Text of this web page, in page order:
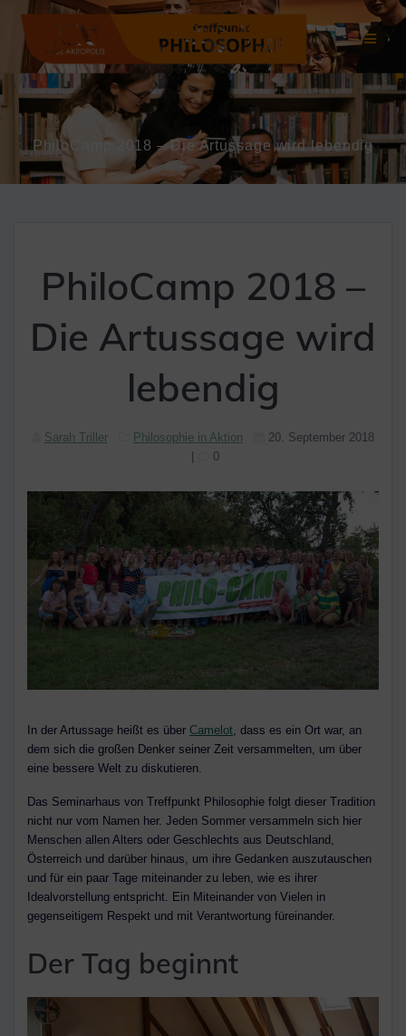
Zum
Inhalt
springen
PhiloCamp 2018 – Die Artussage wird lebendig
PhiloCamp 2018 –
Die Artussage wird
lebendig
Sarah Triller Philosophie in Aktion
20. September 2018
0
In der Artussage heißt es über Camelot , dass es ein Ort war, an
dem sich die großen Denker seiner Zeit versammelten, um über
eine bessere Welt zu diskutieren.
Das Seminarhaus von Treffpunkt Philosophie folgt dieser Tradition
nicht nur vom Namen her. Jeden Sommer versammeln sich hier
Menschen allen Alters oder Geschlechts aus Deutschland,
Österreich und darüber hinaus, um ihre Gedanken auszutauschen
und für ein paar Tage miteinander zu leben, wie es ihrer
Idealvorstellung entspricht. Ein Miteinander von Vielen in
gegenseitigem Respekt und mit Verantwortung füreinander.
Der Tag beginnt